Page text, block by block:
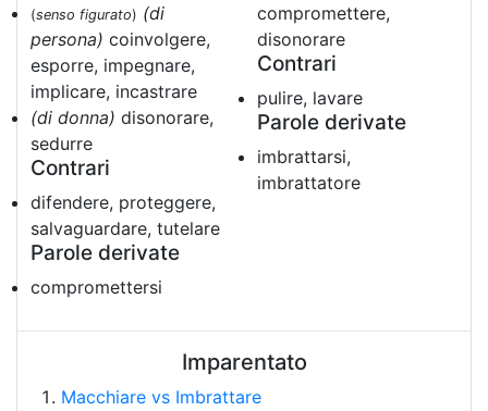
(senso figurato) (di
persona) coinvolgere,
esporre, impegnare,
implicare, incastrare
(di donna) disonorare,
sedurre
Contrari
difendere, proteggere,
salvaguardare, tutelare
Parole derivate
compromettersi
compromettere,
disonorare
Contrari
pulire, lavare
Parole derivate
imbrattarsi,
imbrattatore
Imparentato
Macchiare vs Imbrattare